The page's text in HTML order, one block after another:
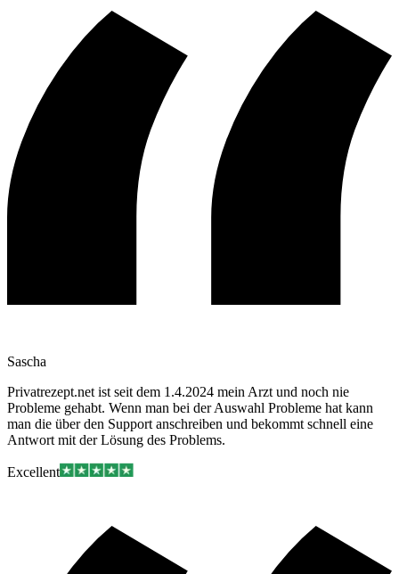
Sascha
Privatrezept.net ist seit dem 1.4.2024 mein Arzt und noch nie
Probleme gehabt. Wenn man bei der Auswahl Probleme hat kann
man die über den Support anschreiben und bekommt schnell eine
Antwort mit der Lösung des Problems.
Excellent